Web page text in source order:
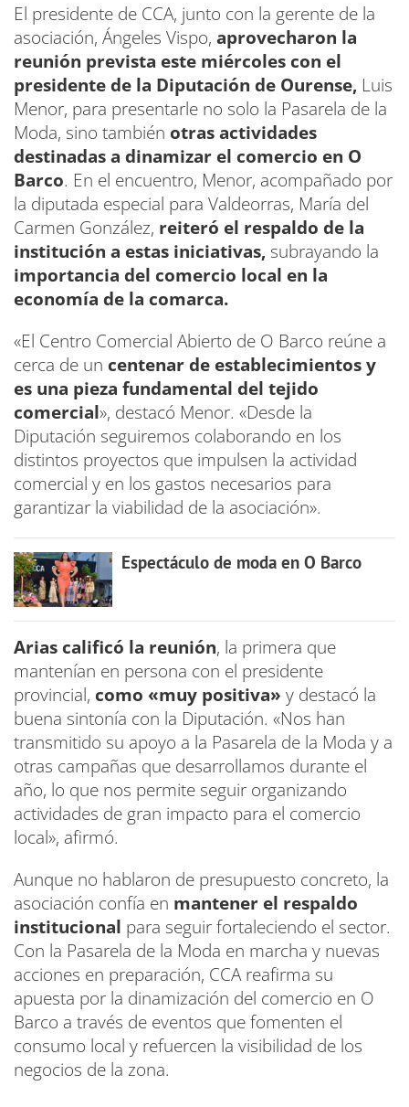
El presidente de CCA, junto con la gerente de la
asociación, Ángeles Vispo, aprovecharon la
reunión prevista este miércoles con el
presidente de la Diputación de Ourense, Luis
Menor, para presentarle no solo la Pasarela de la
Moda, sino también otras actividades
destinadas a dinamizar el comercio en O
Barco. En el encuentro, Menor, acompañado por
la diputada especial para Valdeorras, María del
Carmen González, reiteró el respaldo de la
institución a estas iniciativas, subrayando la
importancia del comercio local en la
economía de la comarca.
«El Centro Comercial Abierto de O Barco reúne a
cerca de un centenar de establecimientos y
es una pieza fundamental del tejido
comercial», destacó Menor. «Desde la
Diputación seguiremos colaborando en los
distintos proyectos que impulsen la actividad
comercial y en los gastos necesarios para
garantizar la viabilidad de la asociación».
Espectáculo de moda en O Barco
Arias calificó la reunión, la primera que
mantenían en persona con el presidente
provincial, como «muy positiva» y destacó la
buena sintonía con la Diputación. «Nos han
transmitido su apoyo a la Pasarela de la Moda y a
otras campañas que desarrollamos durante el
año, lo que nos permite seguir organizando
actividades de gran impacto para el comercio
local», afirmó.
Aunque no hablaron de presupuesto concreto, la
asociación confía en mantener el respaldo
institucional para seguir fortaleciendo el sector.
Con la Pasarela de la Moda en marcha y nuevas
acciones en preparación, CCA reafirma su
apuesta por la dinamización del comercio en O
Barco a través de eventos que fomenten el
consumo local y refuercen la visibilidad de los
negocios de la zona.